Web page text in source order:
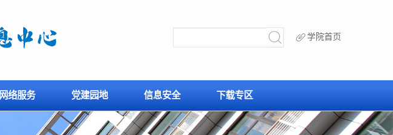
学院首页
网络服务 党建园地 信息安全 下载专区